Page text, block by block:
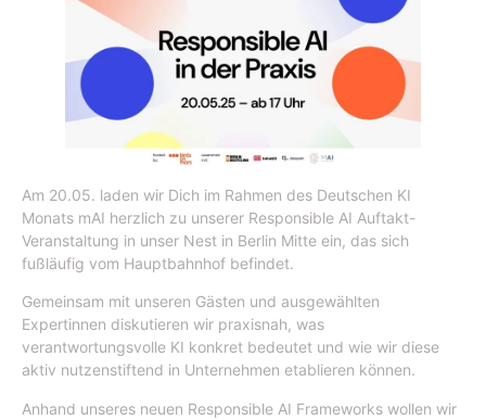
​Am 20.05. laden wir Dich im Rahmen des Deutschen KI
Monats mAI herzlich zu unserer Responsible AI Auftakt-
Veranstaltung in unser Nest in Berlin Mitte ein, das sich
fußläufig vom Hauptbahnhof befindet.
Gemeinsam mit unseren Gästen und ausgewählten
Expertinnen diskutieren wir praxisnah, was
verantwortungsvolle KI konkret bedeutet und wie wir diese
aktiv nutzenstiftend in Unternehmen etablieren können. ​
Anhand unseres neuen Responsible AI Frameworks wollen wir